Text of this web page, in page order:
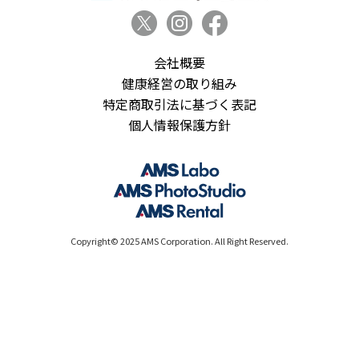
会社概要
健康経営の取り組み
特定商取引法に基づく表記
個人情報保護方針
Copyright© 2025 AMS Corporation. All Right Reserved.